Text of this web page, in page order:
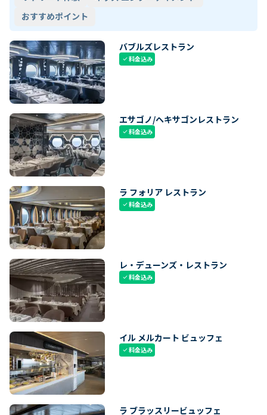
おすすめポイント
バブルズレストラン
check料金込み
エサゴノ/ヘキサゴンレストラン
check料金込み
ラ フォリア レストラン
check料金込み
レ・デューンズ・レストラン
check料金込み
イル メルカート ビュッフェ
check料金込み
ラ ブラッスリービュッフェ